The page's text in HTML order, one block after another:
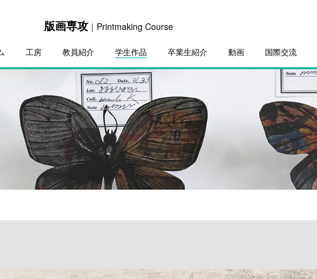
版画専攻｜Printmaking Course
工房 教員紹介 学生作品 卒業生紹介 動画 国際交流